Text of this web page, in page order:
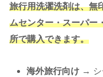
旅行用洗濯洗剤は、無
ムセンター・スーパー
所で購入できます。
海外旅行向け → シ